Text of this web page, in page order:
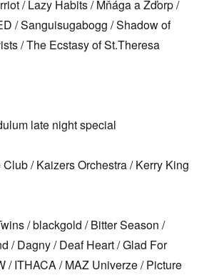
/ Lazy Habits / Mňága a Žďorp /
/ Sanguisugabogg / Shadow of
/ The Ecstasy of St.Theresa
late night special
/ Kaizers Orchestra / Kerry King
/ blackgold / Bitter Season /
/ Dagny / Deaf Heart / Glad For
/ ITHACA / MAZ Univerze / Picture